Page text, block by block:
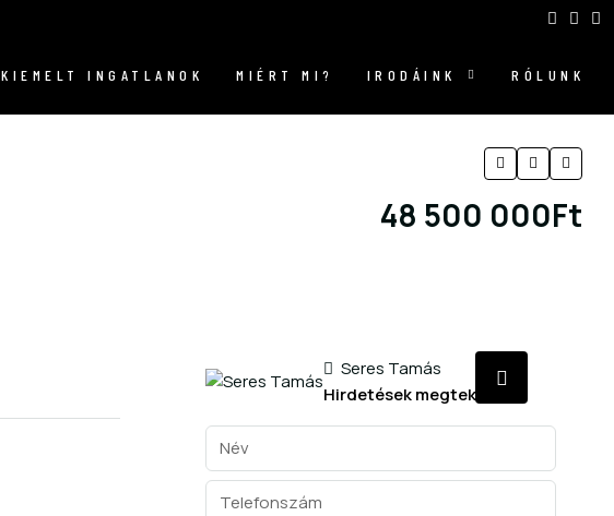
KIEMELT INGATLANOK MIÉRT MI? IRODÁINK RÓLUNK
48 500 000Ft
Seres Tamás
Hirdetések megtekintése